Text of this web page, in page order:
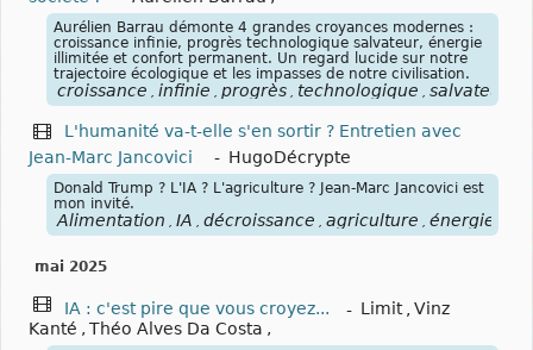
Aurélien Barrau démonte 4 grandes croyances modernes :
croissance infinie, progrès technologique salvateur, énergie
illimitée et confort permanent. Un regard lucide sur notre
trajectoire écologique et les impasses de notre civilisation.
croissance infinie progrès technologique salvateur
L'humanité va-t-elle s'en sortir ? Entretien avec
Jean-Marc Jancovici
- HugoDécrypte
Donald Trump ? L'IA ? L'agriculture ? Jean-Marc Jancovici est
mon invité.
Alimentation IA décroissance agriculture énergies
mai 2025
IA : c'est pire que vous croyez... - Limit
Vinz
Kanté , Théo Alves Da Costa ,